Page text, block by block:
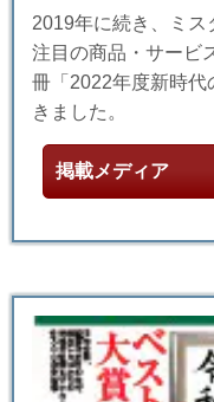
2019年に続き、ミ
注目の商品・サービ
冊「2022年度新時代
きました。
掲載メディア